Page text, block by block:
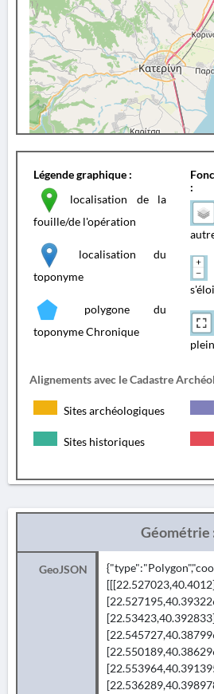
Légende graphique :
localisation de la
fouille/de l'opération
localisation du
toponyme
polygone du
toponyme Chronique
:
Alignements avec le Cadastre
Sites archéologiques
Sites historiques
Géométrie
GeoJSON